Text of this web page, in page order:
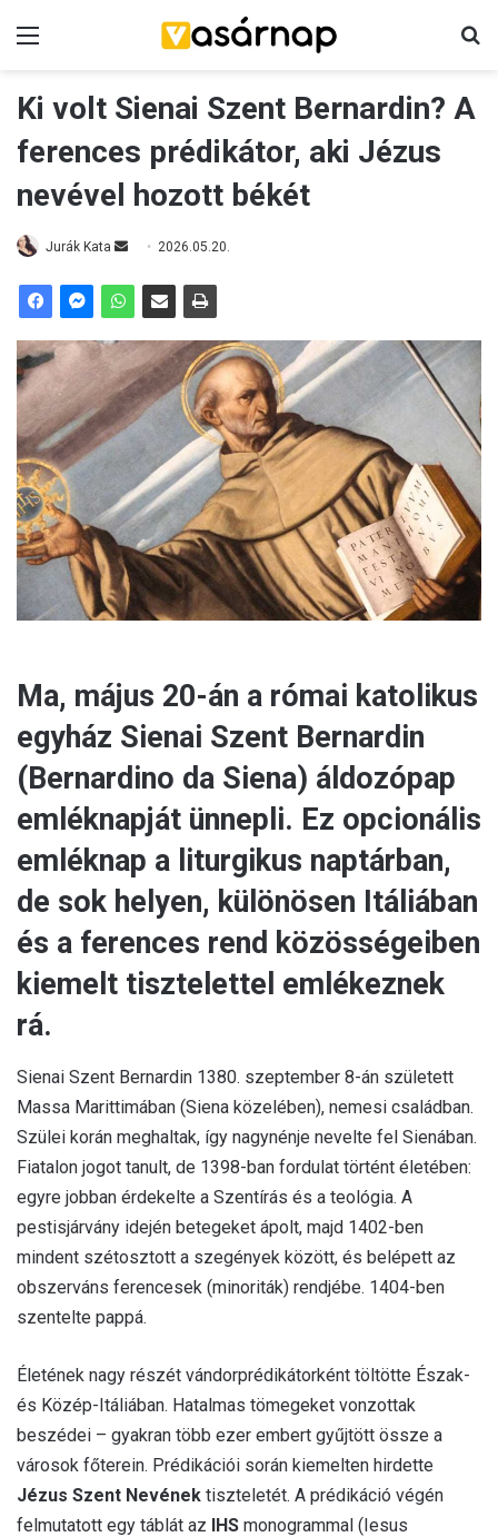
Ki volt Sienai Szent Bernardin? A
ferences prédikátor, aki Jézus
nevével hozott békét
Jurák Kata
a
n
e
m
i
2026.05.20.
Ma, május 20-án a római katolikus
egyház Sienai Szent Bernardin
(Bernardino da Siena) áldozópap
emléknapját ünnepli. Ez opcionális
emléknap a liturgikus naptárban,
de sok helyen, különösen Itáliában
és a ferences rend közösségeiben
kiemelt tisztelettel emlékeznek
rá.
Sienai Szent Bernardin 1380. szeptember 8-án született
Massa Marittimában (Siena közelében), nemesi családban.
Szülei korán meghaltak, így nagynénje nevelte fel Sienában.
Fiatalon jogot tanult, de 1398-ban fordulat történt életében:
egyre jobban érdekelte a Szentírás és a teológia. A
pestisjárvány idején betegeket ápolt, majd 1402-ben
mindent szétosztott a szegények között, és belépett az
obszerváns ferencesek (minoriták) rendjébe. 1404-ben
szentelte pappá.
Életének nagy részét vándorprédikátorként töltötte Észak-
és Közép-Itáliában. Hatalmas tömegeket vonzottak
beszédei – gyakran több ezer embert gyűjtött össze a
városok főterein. Prédikációi során kiemelten hirdette
Jézus Szent Nevének tiszteletét. A prédikáció végén
felmutatott egy táblát az IHS monogrammal (Iesus